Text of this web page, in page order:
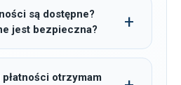
są dostępne?
jest bezpieczna?
otrzymam